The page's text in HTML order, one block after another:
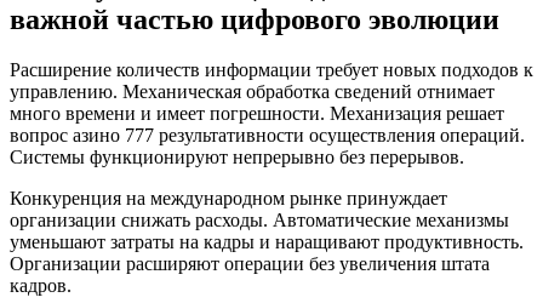
важной частью цифрового эволюции
Расширение количеств информации требует новых подходов к
управлению. Механическая обработка сведений отнимает
много времени и имеет погрешности. Механизация решает
вопрос азино 777 результативности осуществления операций.
Системы функционируют непрерывно без перерывов.
Конкуренция на международном рынке принуждает
организации снижать расходы. Автоматические механизмы
уменьшают затраты на кадры и наращивают продуктивность.
Организации расширяют операции без увеличения штата
кадров.